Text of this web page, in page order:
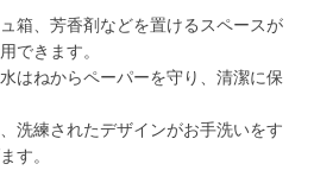
箱、芳香剤などを置けるスペースが
できます。
はねからペーパーを守り、清潔に保
洗練されたデザインがお手洗いをす
す。